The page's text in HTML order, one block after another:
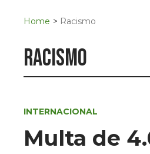
Home > Racismo
racismo
INTERNACIONAL
Multa de